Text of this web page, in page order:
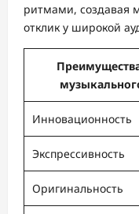
ритмами, создавая
отклик у широкой
Инновационность
Экспрессивность
Оригинальность